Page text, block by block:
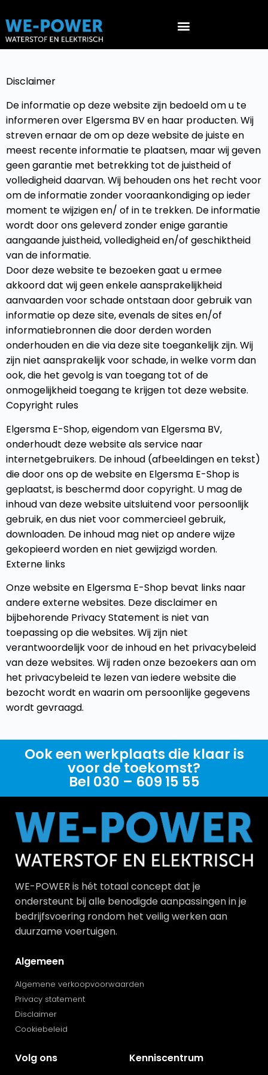
Disclaimer
De informatie op deze website zijn bedoeld om u te
informeren over Elgersma BV en haar producten. Wij
streven ernaar de om op deze website de juiste en
meest recente informatie te plaatsen, maar wij geven
geen garantie met betrekking tot de juistheid of
volledigheid daarvan. Wij behouden ons het recht voor
om de informatie zonder vooraankondiging op ieder
moment te wijzigen en/ of in te trekken. De informatie
wordt door ons geleverd zonder enige garantie
aangaande juistheid, volledigheid en/of geschiktheid
van de informatie.
Door deze website te bezoeken gaat u ermee
akkoord dat wij geen enkele aansprakelijkheid
aanvaarden voor schade ontstaan door gebruik van
informatie op deze site, evenals de sites en/of
informatiebronnen die door derden worden
onderhouden en die via deze site toegankelijk zijn. Wij
zijn niet aansprakelijk voor schade, in welke vorm dan
ook, die het gevolg is van toegang tot of de
onmogelijkheid toegang te krijgen tot deze website.
Copyright rules
Elgersma E-Shop, eigendom van Elgersma BV,
onderhoudt deze website als service naar
internetgebruikers. De inhoud (afbeeldingen en tekst)
die door ons op de website en Elgersma E-Shop is
geplaatst, is beschermd door copyright. U mag de
inhoud van deze website uitsluitend voor persoonlijk
gebruik, en dus niet voor commercieel gebruik,
downloaden. De inhoud mag niet op andere wijze
gekopieerd worden en niet gewijzigd worden.
Externe links
Onze website en Elgersma E-Shop bevat links naar
andere externe websites. Deze disclaimer en
bijbehorende Privacy Statement is niet van
toepassing op die websites. Wij zijn niet
verantwoordelijk voor de inhoud en het privacybeleid
van deze websites. Wij raden onze bezoekers aan om
het privacybeleid te lezen van iedere website die
bezocht wordt en waarin om persoonlijke gegevens
wordt gevraagd.
Ook een werkplaats die klaar is
voor de toekomst?
Bel 030 – 609 15 55
WE-POWER is hét totaal concept dat je
ondersteunt bij alle benodigde aanpassingen in je
bedrijfsvoering rondom het veilig werken aan
duurzame voertuigen.
Algemeen
Algemene verkoopvoorwaarden
Privacy statement
Disclaimer
Cookiebeleid
Volg ons Kenniscentrum